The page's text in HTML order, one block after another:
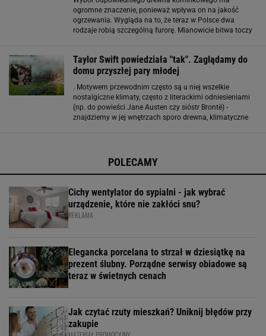
ogromne znaczenie, ponieważ wpływa on na jakość
ogrzewania. Wygląda na to, że teraz w Polsce dwa
rodzaje robią szczególną furorę. Mianowicie bitwa toczy
Taylor Swift powiedziała "tak". Zaglądamy do
domu przyszłej pary młodej
. Motywem przewodnim często są u niej wszelkie
nostalgiczne klimaty, często z literackimi odniesieniami
(np. do powieści Jane Austen czy sióstr Brontë) -
znajdziemy w jej wnętrzach sporo drewna, klimatyczne
POLECAMY
Cichy wentylator do sypialni - jak wybrać
urządzenie, które nie zakłóci snu?
REKLAMA
Elegancka porcelana to strzał w dziesiątkę na
prezent ślubny. Porządne serwisy obiadowe są
teraz w świetnych cenach
Jak czytać rzuty mieszkań? Uniknij błędów przy
zakupie